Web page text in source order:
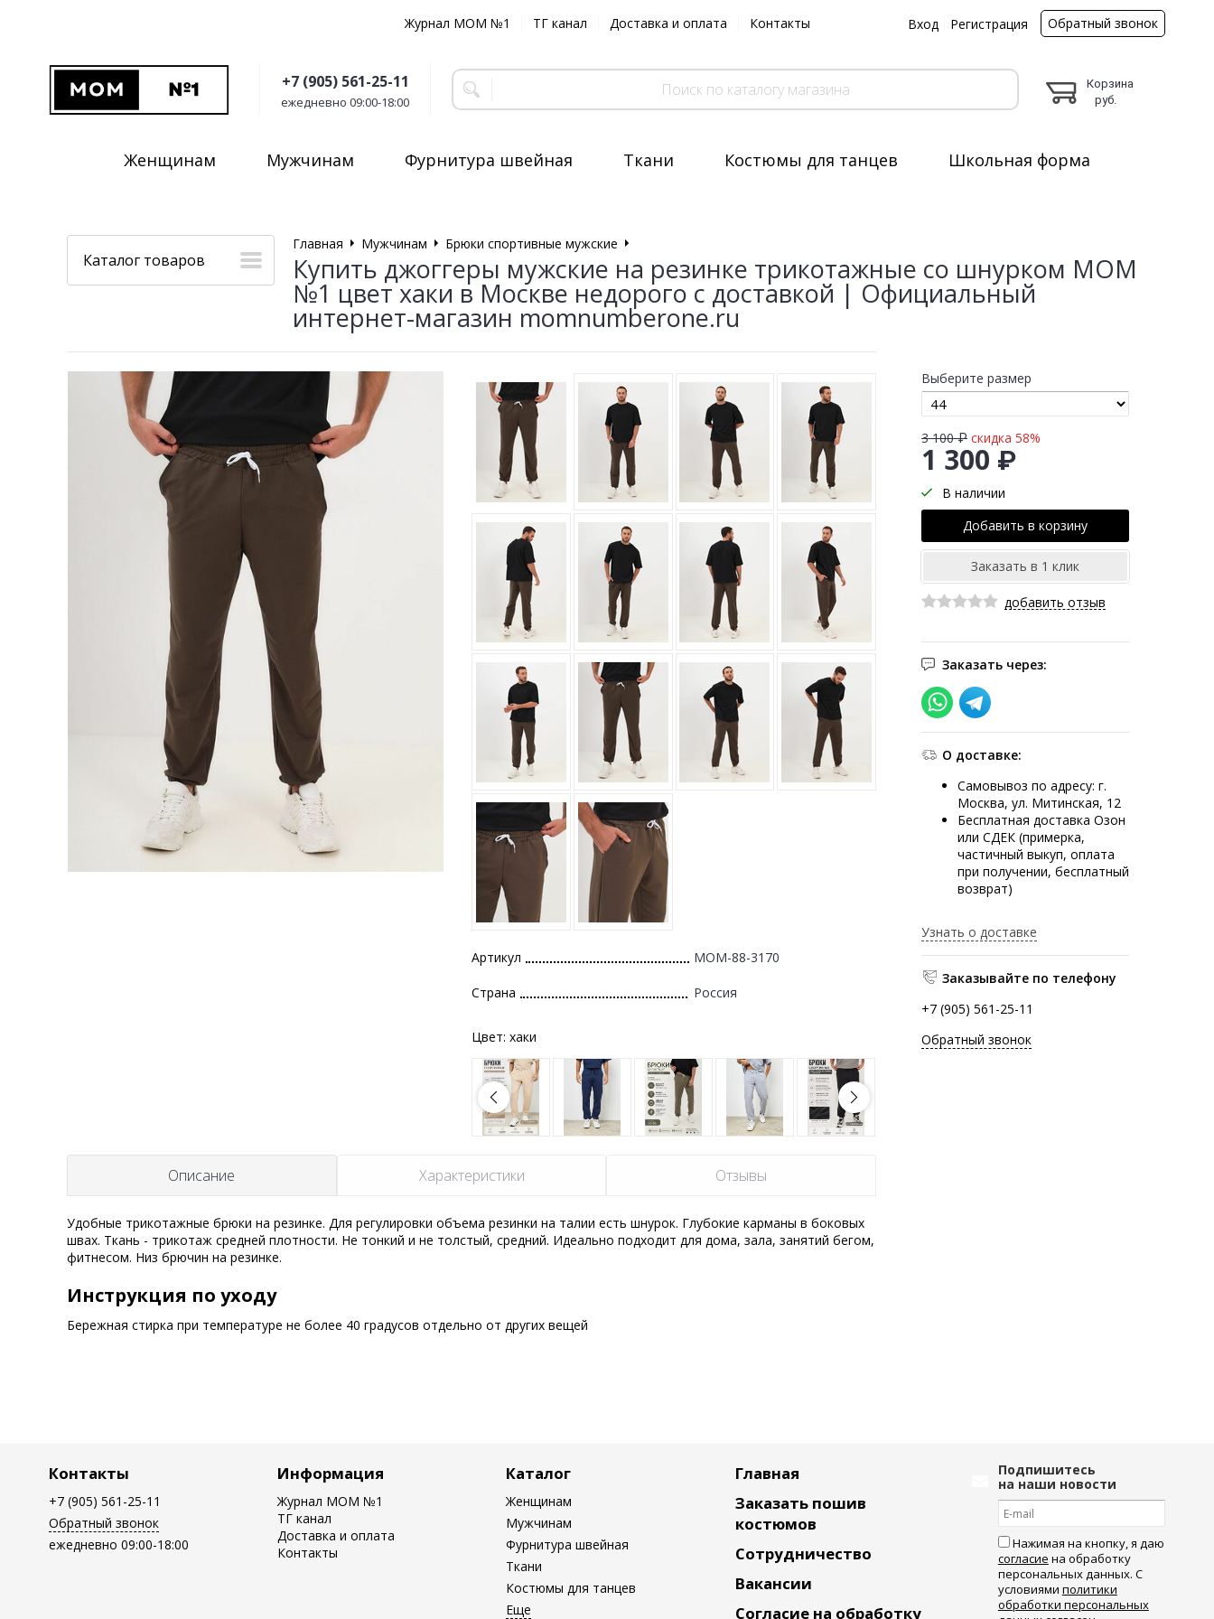
Журнал MOM №1 ТГ канал Доставка и оплата Контакты Вход Регистрация Обратный звонок
+7 (905) 561-25-11
ежедневно 09:00-18:00
Корзина
руб.
Женщинам Мужчинам Фурнитура швейная Ткани Костюмы для танцев Школьная форма
Каталог товаров
Главная Мужчинам Брюки спортивные мужские
Купить джоггеры мужские на резинке трикотажные со шнурком MOM
№1 цвет хаки в Москве недорого с доставкой | Официальный
интернет-магазин momnumberone.ru
Выберите размер
1 300 ₽
3 100 ₽ скидка 58%
В наличии
добавить отзыв
Заказать через:
О доставке:
Самовывоз по адресу: г.
Москва, ул. Митинская, 12
Бесплатная доставка Озон
или СДЕК (примерка,
частичный выкуп, оплата
при получении, бесплатный
возврат)
Узнать о доставке
Заказывайте по телефону
+7 (905) 561-25-11
Обратный звонок
Артикул MOM-88-3170
Страна Россия
Цвет: хаки
Описание Характеристики Отзывы
Удобные трикотажные брюки на резинке. Для регулировки объема резинки на талии есть шнурок. Глубокие карманы в боковых
швах. Ткань - трикотаж средней плотности. Не тонкий и не толстый, средний. Идеально подходит для дома, зала, занятий бегом,
фитнесом. Низ брючин на резинке.
Инструкция по уходу
Бережная стирка при температуре не более 40 градусов отдельно от других вещей
Контакты
+7 (905) 561-25-11
Обратный звонок
ежедневно 09:00-18:00
Информация
Журнал MOM №1
ТГ канал
Доставка и оплата
Контакты
Каталог
Женщинам
Мужчинам
Фурнитура швейная
Ткани
Костюмы для танцев
Главная
Заказать пошив
костюмов
Сотрудничество
Вакансии
Согласие на обработку
Подпишитесь
на наши новости
Нажимая на кнопку, я даю
согласие на обработку
персональных данных. С
условиями политики
обработки персональных